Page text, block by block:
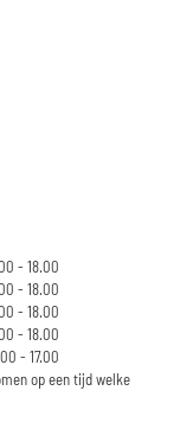
- 18.00
- 18.00
- 18.00
- 18.00
- 17.00
op een tijd welke